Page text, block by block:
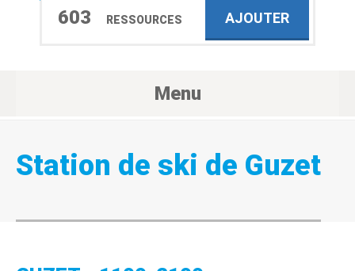
603 RESSOURCES AJOUTER
Menu
Station de ski de Guzet